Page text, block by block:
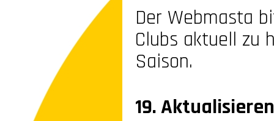
Der Webmasta
Clubs aktuell zu
Saison.
19.